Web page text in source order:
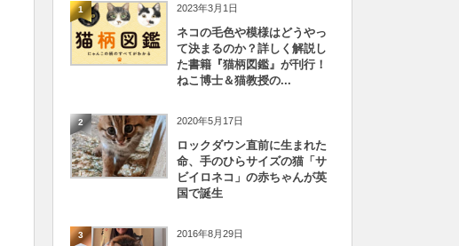
1 2023年3月1日
ネコの毛色や模様はどうやっ
て決まるのか？詳しく解説し
た書籍『猫柄図鑑』が刊行！
ねこ博士＆猫教授の...
2 2020年5月17日
ロックダウン直前に生まれた
命、手のひらサイズの猫「サ
ビイロネコ」の赤ちゃんが英
国で誕生
3 2016年8月29日